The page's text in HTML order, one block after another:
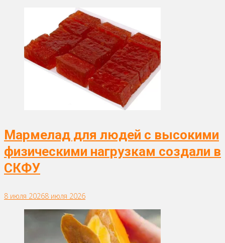
Мармелад для людей с высокими
физическими нагрузкам создали в
СКФУ
8 июля 20268 июля 2026